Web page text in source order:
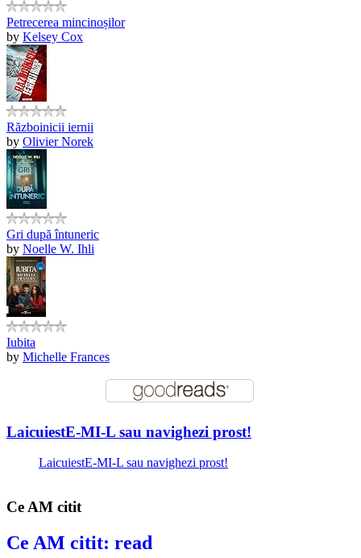
Petrecerea mincinoșilor
by Kelsey Cox
Războinicii iernii
by Olivier Norek
Gri după întuneric
by Noelle W. Ihli
Iubita
by Michelle Frances
LaicuiestE-MI-L sau navighezi prost!
LaicuiestE-MI-L sau navighezi prost!
Ce AM citit
Ce AM citit: read